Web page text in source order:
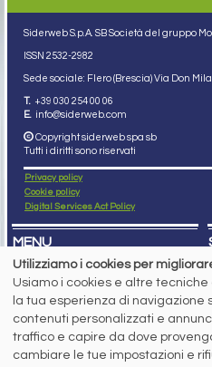
Siderweb S.p.A. SB Società del gruppo
ISSN 2532-2982
Sede sociale: Flero (Brescia) Via Don
T. +39 030 254 00 06
E. info@siderweb.com
Copyright siderweb spa sb
Tutti i diritti sono riservati
Privacy policy
Cookie policy
Digital Services Act Policy
MENU
NEWS
PREZZI ITALIA
MERCATI
ABBONAMENTI
MADE IN STEEL
Utilizziamo i cookies per
Usiamo i cookies e altre
la tua esperienza di navigazione
contenuti personalizzati e
traffico e capire da dove
cambiare le tue impostazioni e